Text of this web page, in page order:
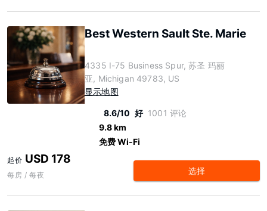
Best Western Sault Ste. Marie
4335 I-75 Business Spur, 苏圣 玛丽
亚, Michigan 49783, US
显示地图
8.6/10 好 1001 评论
9.8 km
免费 Wi-Fi
起价 USD 178
每房 / 每夜 选择